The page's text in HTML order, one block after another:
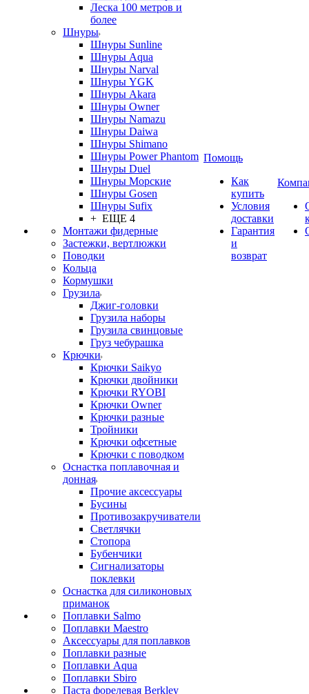
Леска 100 метров и
более
Шнуры
Шнуры Sunline
Шнуры Aqua
Шнуры Narval
Шнуры YGK
Шнуры Akara
Шнуры Owner
Шнуры Namazu
Шнуры Daiwa
Шнуры Shimano
Шнуры Power Phantom
Шнуры Duel
Шнуры Морские
Шнуры Gosen
Шнуры Sufix
+ ЕЩЕ 4
Монтажи фидерные
Застежки, вертлюжки
Поводки
Кольца
Кормушки
Грузила
Джиг-головки
Грузила наборы
Грузила свинцовые
Груз чебурашка
Крючки
Крючки Saikyo
Крючки двойники
Крючки RYOBI
Крючки Owner
Крючки разные
Тройники
Крючки офсетные
Крючки с поводком
Оснастка поплавочная и
донная
Прочие аксессуары
Бусины
Противозакручиватели
Светлячки
Стопора
Бубенчики
Сигнализаторы
поклевки
Оснастка для силиконовых
приманок
Поплавки Salmo
Поплавки Maestro
Аксессуары для поплавков
Поплавки разные
Поплавки Aqua
Поплавки Sbiro
Паста форелевая Berkley
Помощь
Как
купить
Условия
доставки
Гарантия
и
возврат